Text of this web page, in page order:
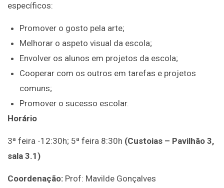
específicos:
Promover o gosto pela arte;
Melhorar o aspeto visual da escola;
Envolver os alunos em projetos da escola;
Cooperar com os outros em tarefas e projetos
comuns;
Promover o sucesso escolar.
Horário
3ª feira -12:30h; 5ª feira 8:30h (Custoias – Pavilhão 3,
sala 3.1)
Coordenação: Prof: Mavilde Gonçalves